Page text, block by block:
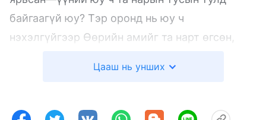
байгаагүй юу? Тэр оронд нь юу ч
нэхэлгүйгээр Өөрийн амийг та нарт өгсөн,
үнэхээр Түүнийг амьдаар нь идэхийг хүсэж
хаа ч байхгүй бөгөөд тэд өнөөдөр ч гэсэн
Цааш нь унших